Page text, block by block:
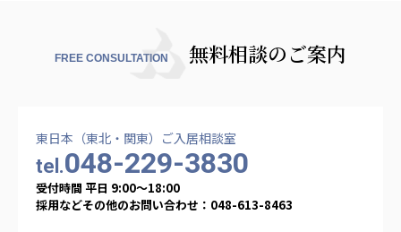
FREE CONSULTATION 無料相談のご案内
東日本（東北・関東）ご入居相談室
tel.048-229-3830
受付時間 平日 9:00〜18:00
採用などその他のお問い合わせ：048-613-8463